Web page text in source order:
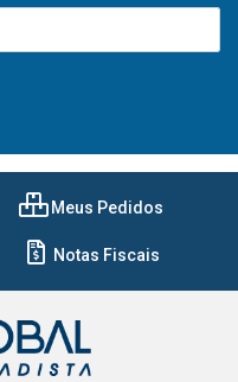
Meus Pedidos
Notas Fiscais